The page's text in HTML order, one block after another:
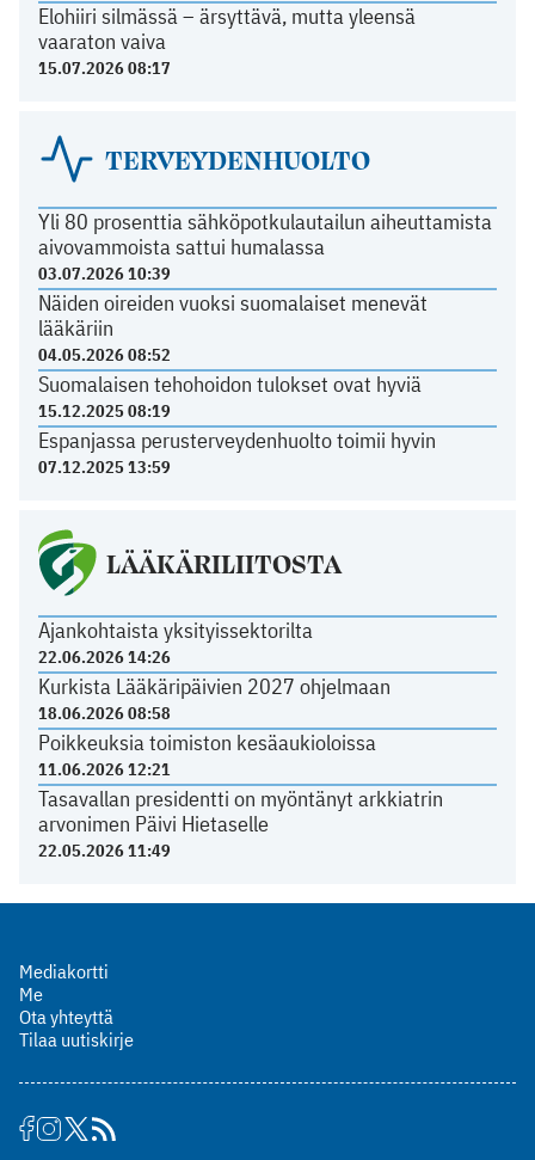
Elohiiri silmässä – ärsyttävä, mutta yleensä
vaaraton vaiva
15.07.2026 08:17
TERVEYDENHUOLTO
Yli 80 prosenttia sähköpotkulautailun aiheuttamista
aivovammoista sattui humalassa
03.07.2026 10:39
Näiden oireiden vuoksi suomalaiset menevät
lääkäriin
04.05.2026 08:52
Suomalaisen tehohoidon tulokset ovat hyviä
15.12.2025 08:19
Espanjassa perusterveydenhuolto toimii hyvin
07.12.2025 13:59
LÄÄKÄRILIITOSTA
Ajankohtaista yksityissektorilta
22.06.2026 14:26
Kurkista Lääkäripäivien 2027 ohjelmaan
18.06.2026 08:58
Poikkeuksia toimiston kesäaukioloissa
11.06.2026 12:21
Tasavallan presidentti on myöntänyt arkkiatrin
arvonimen Päivi Hietaselle
22.05.2026 11:49
Mediakortti
Me
Ota yhteyttä
Tilaa uutiskirje